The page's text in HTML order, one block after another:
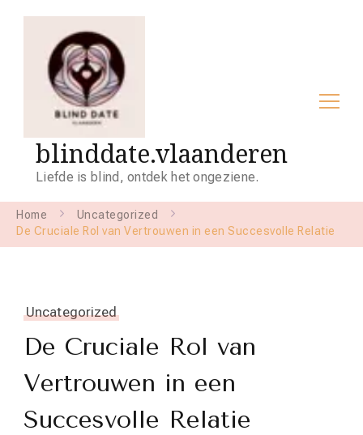
blinddate.vlaanderen
Liefde is blind, ontdek het ongeziene.
Home
Uncategorized
De Cruciale Rol van Vertrouwen in een Succesvolle Relatie
Uncategorized
De Cruciale Rol van
Vertrouwen in een
Succesvolle Relatie